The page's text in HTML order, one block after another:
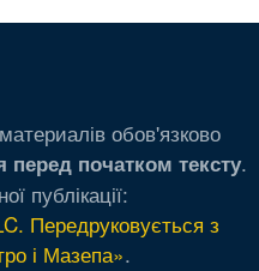
обов'язково
перед початком тексту.
публікації:
Передруковується з
і Мазепа».